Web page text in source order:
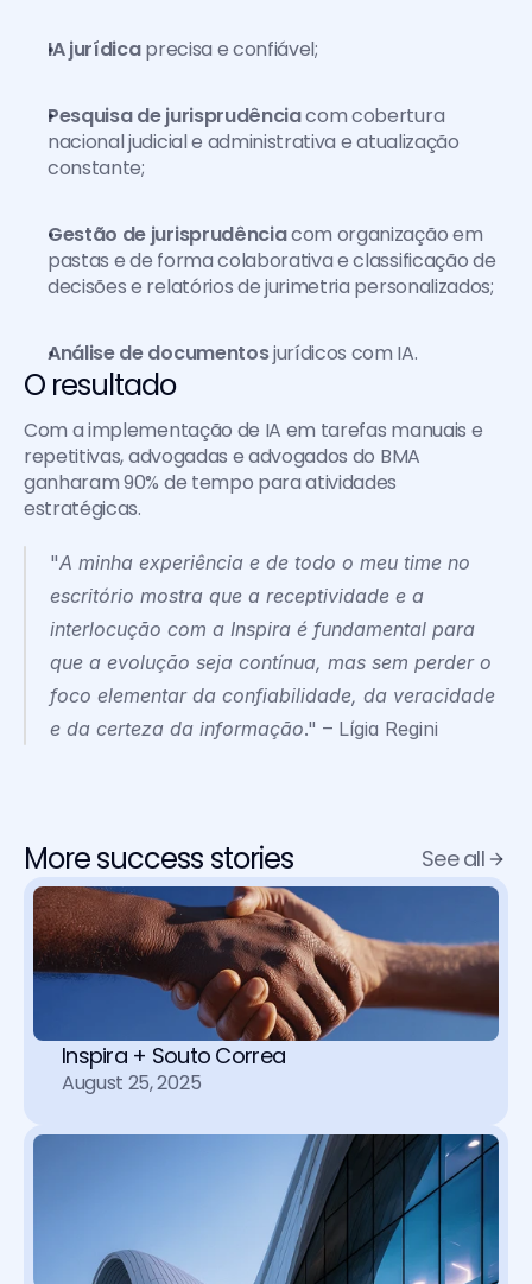
IA jurídica precisa e confiável;
Pesquisa de jurisprudência com cobertura
nacional judicial e administrativa e atualização
constante;
Gestão de jurisprudência com organização em
pastas e de forma colaborativa e classificação de
decisões e relatórios de jurimetria personalizados;
Análise de documentos jurídicos com IA.
O resultado
Com a implementação de IA em tarefas manuais e
repetitivas, advogadas e advogados do BMA
ganharam 90% de tempo para atividades
estratégicas.
"A minha experiência e de todo o meu time no
escritório mostra que a receptividade e a
interlocução com a Inspira é fundamental para
que a evolução seja contínua, mas sem perder o
foco elementar da confiabilidade, da veracidade
e da certeza da informação." – Lígia Regini
More success stories See all
Inspira + Souto Correa
August 25, 2025